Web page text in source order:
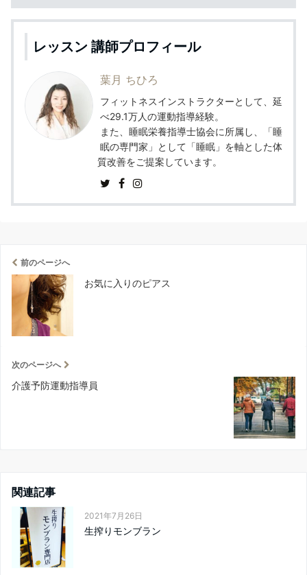
レッスン 講師プロフィール
葉月 ちひろ
フィットネスインストラクターとして、延
べ29.1万人の運動指導経験。
また、睡眠栄養指導士協会に所属し、「睡
眠の専門家」として「睡眠」を軸とした体
質改善をご提案しています。
前のページへ
お気に入りのピアス
次のページへ
介護予防運動指導員
関連記事
2021年7月26日
生搾りモンブラン